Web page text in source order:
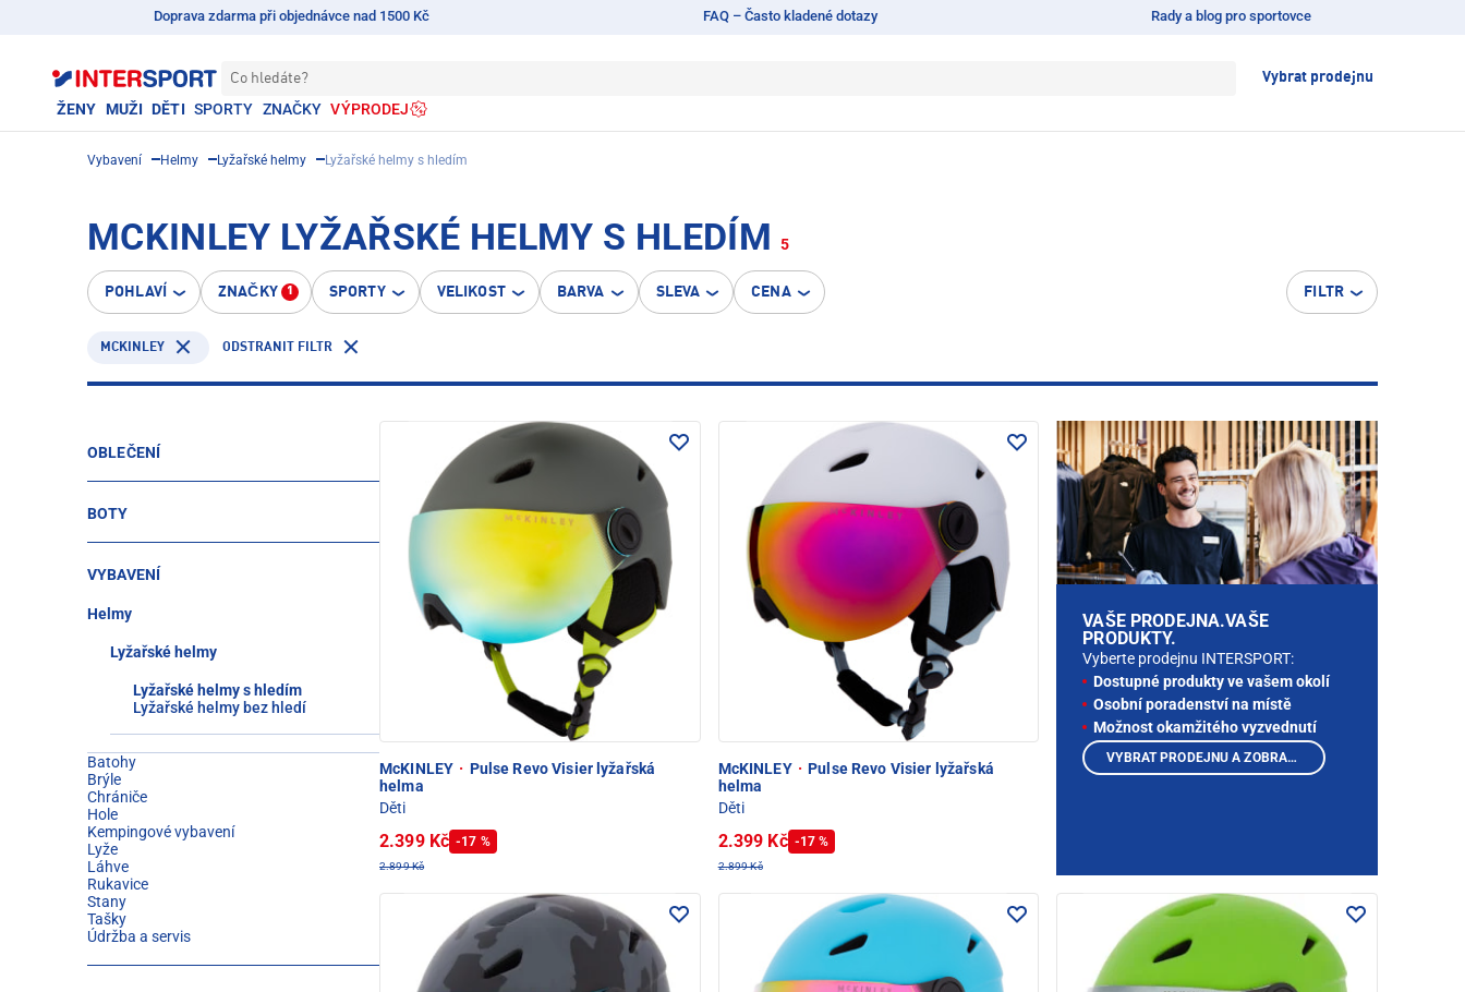
Doprava zdarma při objednávce nad 1500 Kč FAQ – Často kladené dotazy Rady a blog pro sportovce
Co hledáte? Vybrat prodejnu
ŽENY MUŽI DĚTI SPORTY ZNAČKY VÝPRODEJ
Vybavení Helmy Lyžařské helmy Lyžařské helmy s hledím
MCKINLEY LYŽAŘSKÉ HELMY S HLEDÍM 5
POHLAVÍ ZNAČKY 1 SPORTY VELIKOST BARVA SLEVA CENA FILTR
MCKINLEY ODSTRANIT FILTR
OBLEČENÍ
BOTY
VYBAVENÍ
Helmy
Lyžařské helmy
Lyžařské helmy s hledím
Lyžařské helmy bez hledí
Batohy
Brýle
Chrániče
Hole
Kempingové vybavení
Lyže
Láhve
Rukavice
Stany
Tašky
Údržba a servis
McKINLEY · Pulse Revo Visier lyžařská
helma
Děti
2.399 Kč -17 %
2.899 Kč
McKINLEY · Pulse Revo Visier lyžařská
helma
Děti
2.399 Kč -17 %
2.899 Kč
VAŠE PRODEJNA.VAŠE
PRODUKTY.
Vyberte prodejnu INTERSPORT:
Dostupné produkty ve vašem okolí
Osobní poradenství na místě
Možnost okamžitého vyzvednutí
VYBRAT PRODEJNU A ZOBRAZIT PRODUKTY